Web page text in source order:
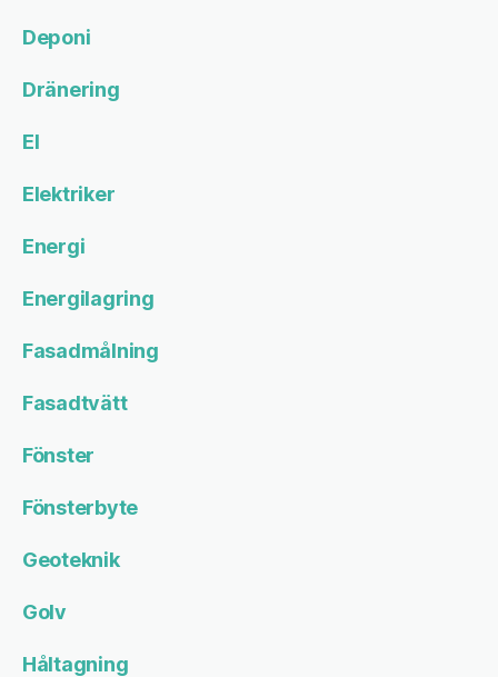
Deponi
Dränering
El
Elektriker
Energi
Energilagring
Fasadmålning
Fasadtvätt
Fönster
Fönsterbyte
Geoteknik
Golv
Håltagning